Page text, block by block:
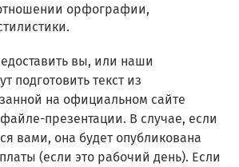
орфографии,
вы, или наши
подготовить текст из
на официальном сайте
презентации. В случае, если
вами, она будет опубликована
(если это рабочий день). Если